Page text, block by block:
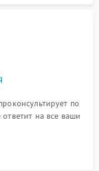
по
на все ваши